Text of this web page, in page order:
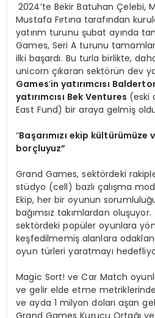
2024’te Bekir Batuhan Çelebi,
Mustafa Fırtına tarafından
yatırım turunu şubat ayında
Games, Seri A turunu
ilki başardı. Bu turla birlikte,
unicorn çıkaran sektörün dev
Games’in yatırımcısı
yatırımcısı Bek Ventures (eski
East Fund) bir araya gelmiş
“Başarımızı ekip
borçluyuz”
Grand Games, sektördeki
stüdyo (cell) bazlı çalışma
Ekip, her bir oyunun
bağımsız takımlardan
sektördeki popüler oyunlara
keşfedilmemiş alanlara
oyun türleri yaratmayı
Magic Sort! ve Car Match
ve gelir elde etme metriklerinde
ve ayda 1 milyon doları aşan